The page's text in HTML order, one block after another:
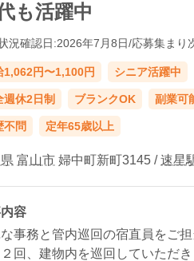
も活躍中
況確認日:2026年7月8日/応募集まり
1,062円〜1,100円 シニア活躍中
週休2日制 ブランクOK 副業可
不問 定年65歳以上
富山市 婦中町新町3145 /速星
容
事務と管内巡回の宿直員をご担
２回、建物内を巡回していただき